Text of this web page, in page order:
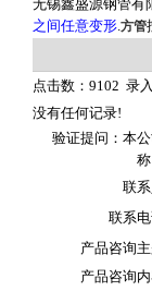
无锡鑫盛源钢管有
之间任意变形 方管
点击数：9102 录
没有任何记录!
验证提问：本
称
联系
联系电
产品咨询主
产品咨询内